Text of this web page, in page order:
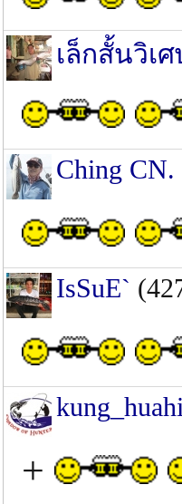
เล็กสั้นวิเ
Ching CN.
IsSuE`
+